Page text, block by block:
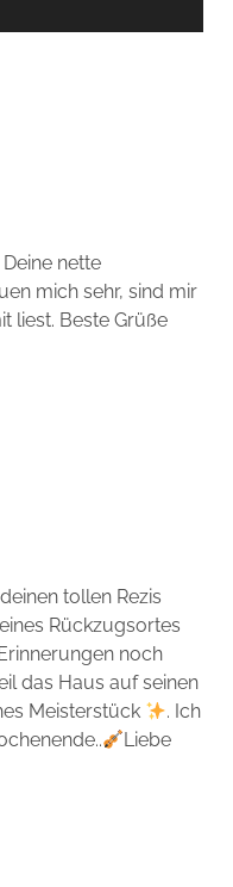
nette
mich sehr, sind mir
liest. Beste Grüße
tollen Rezis
Rückzugsortes
noch
das Haus auf seinen
Meisterstück
. Ich
Liebe